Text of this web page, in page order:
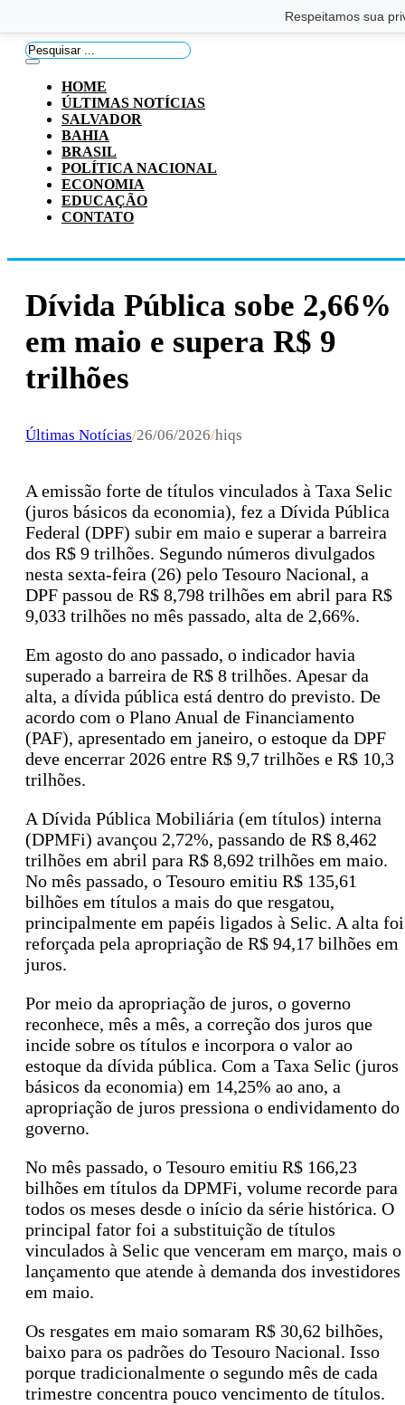
Respeitamos sua
Pesquisar
...
HOME
ÚLTIMAS NOTÍCIAS
SALVADOR
BAHIA
BRASIL
POLÍTICA NACIONAL
ECONOMIA
EDUCAÇÃO
CONTATO
Dívida Pública sobe 2,66%
em maio e supera R$ 9
trilhões
Últimas Notícias/26/06/2026/hiqs
A emissão forte de títulos vinculados à Taxa Selic
(juros básicos da economia), fez a Dívida Pública
Federal (DPF) subir em maio e superar a barreira
dos R$ 9 trilhões. Segundo números divulgados
nesta sexta-feira (26) pelo Tesouro Nacional, a
DPF passou de R$ 8,798 trilhões em abril para R$
9,033 trilhões no mês passado, alta de 2,66%.
Em agosto do ano passado, o indicador havia
superado a barreira de R$ 8 trilhões. Apesar da
alta, a dívida pública está dentro do previsto. De
acordo com o Plano Anual de Financiamento
(PAF), apresentado em janeiro, o estoque da DPF
deve encerrar 2026 entre R$ 9,7 trilhões e R$ 10,3
trilhões.
A Dívida Pública Mobiliária (em títulos) interna
(DPMFi) avançou 2,72%, passando de R$ 8,462
trilhões em abril para R$ 8,692 trilhões em maio.
No mês passado, o Tesouro emitiu R$ 135,61
bilhões em títulos a mais do que resgatou,
principalmente em papéis ligados à Selic. A alta foi
reforçada pela apropriação de R$ 94,17 bilhões em
juros.
Por meio da apropriação de juros, o governo
reconhece, mês a mês, a correção dos juros que
incide sobre os títulos e incorpora o valor ao
estoque da dívida pública. Com a Taxa Selic (juros
básicos da economia) em 14,25% ao ano, a
apropriação de juros pressiona o endividamento do
governo.
No mês passado, o Tesouro emitiu R$ 166,23
bilhões em títulos da DPMFi, volume recorde para
todos os meses desde o início da série histórica. O
principal fator foi a substituição de títulos
vinculados à Selic que venceram em março, mais o
lançamento que atende à demanda dos investidores
em maio.
Os resgates em maio somaram R$ 30,62 bilhões,
baixo para os padrões do Tesouro Nacional. Isso
porque tradicionalmente o segundo mês de cada
trimestre concentra pouco vencimento de títulos.